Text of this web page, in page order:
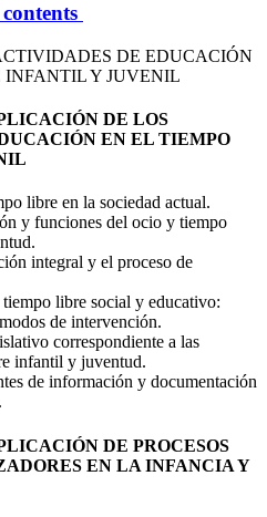
DE EDUCACIÓN
INFANTIL Y JUVENIL
DE LOS
EN EL TIEMPO
libre en la sociedad actual.
y funciones del ocio y tiempo
integral y el proceso de
libre social y educativo:
de intervención.
correspondiente a las
infantil y juventud.
de información y documentación
DE PROCESOS
EN LA INFANCIA Y